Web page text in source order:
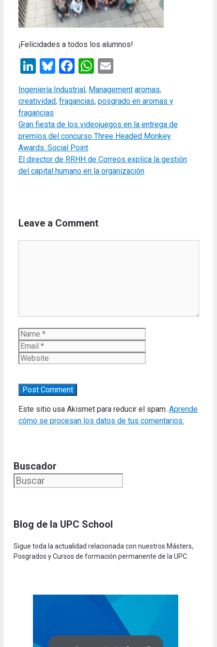
¡Felicidades a todos los alumnos!
LinkedIn
Bluesky
Facebook
WhatsApp
Categories
Ingeniería Industrial , Management Tags
aromas,
creatividad, fragancias, posgrado en aromas y
fragancias
Gran fiesta de los videojuegos en la entrega de
premios del concurso Three Headed Monkey
Awards. Social Point
El director de RRHH de Correos explica la gestión
del capital humano en la organización
Leave a Comment
Name
Este sitio usa Akismet para reducir el spam. Aprende
cómo se procesan los datos de tus comentarios.
Buscador
Blog de la UPC School
Sigue toda la actualidad relacionada con nuestros Másters,
Posgrados y Cursos de formación permanente de la UPC.